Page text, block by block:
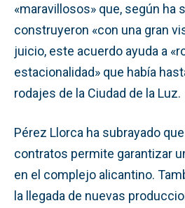
«maravillosos» que, según ha
construyeron «con una gran
juicio, este acuerdo ayuda a
estacionalidad» que había
rodajes de la Ciudad de la Luz.
Pérez Llorca ha subrayado
contratos permite garantizar
en el complejo alicantino.
la llegada de nuevas